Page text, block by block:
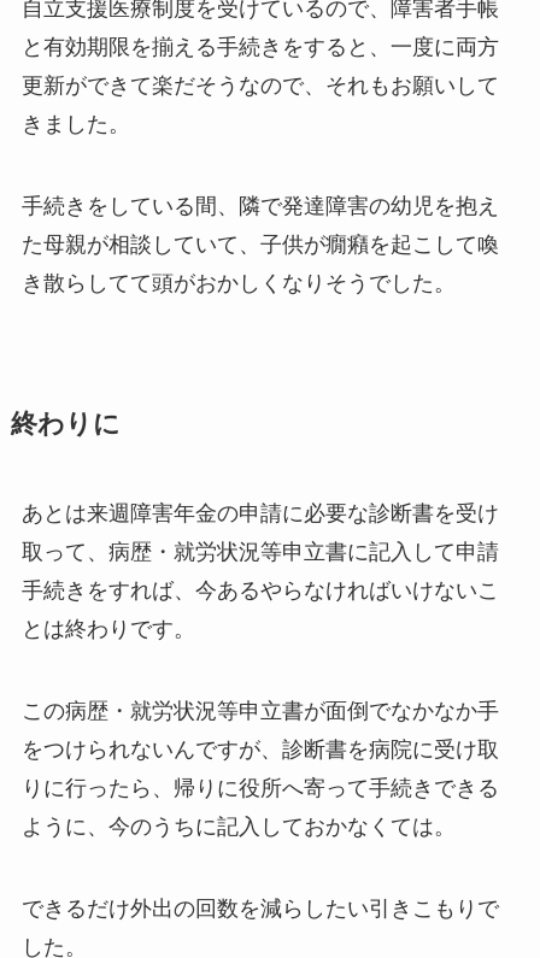
自立支援医療制度を受けているので、障害者手帳
と有効期限を揃える手続きをすると、一度に両方
更新ができて楽だそうなので、それもお願いして
きました。
手続きをしている間、隣で発達障害の幼児を抱え
た母親が相談していて、子供が癇癪を起こして喚
き散らしてて頭がおかしくなりそうでした。
終わりに
あとは来週障害年金の申請に必要な診断書を受け
取って、病歴・就労状況等申立書に記入して申請
手続きをすれば、今あるやらなければいけないこ
とは終わりです。
この病歴・就労状況等申立書が面倒でなかなか手
をつけられないんですが、診断書を病院に受け取
りに行ったら、帰りに役所へ寄って手続きできる
ように、今のうちに記入しておかなくては。
できるだけ外出の回数を減らしたい引きこもりで
した。